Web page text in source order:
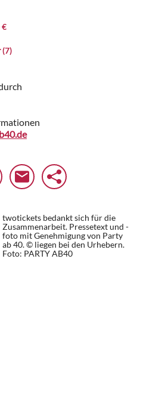
€
(7)
twotickets bedankt sich für die
Zusammenarbeit. Pressetext und -
foto mit Genehmigung von Party
ab 40. © liegen bei den Urhebern.
Foto: PARTY AB40